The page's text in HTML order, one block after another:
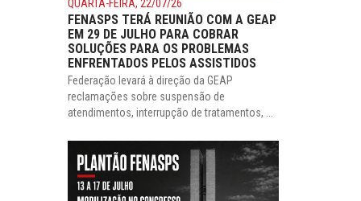
QUARTA-FEIRA, 22/07/26
FENASPS TERÁ REUNIÃO COM A GEAP
EM 29 DE JULHO PARA COBRAR
SOLUÇÕES PARA OS PROBLEMAS
ENFRENTADOS PELOS ASSISTIDOS
Federação levará à direção da GEAP
reclamações sobre suspensão de
atendimentos, interrupção de tratamentos, ...